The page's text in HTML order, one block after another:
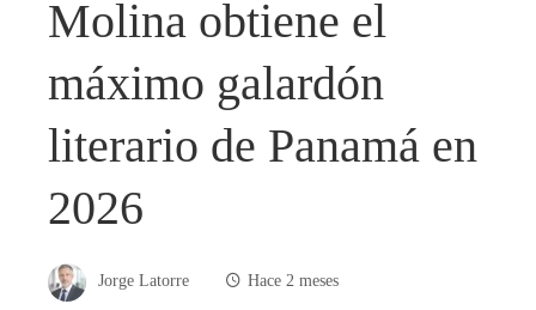
Molina obtiene el
máximo galardón
literario de Panamá en
2026
Jorge Latorre Hace 2 meses